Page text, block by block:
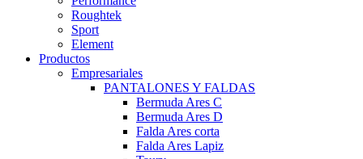
Roughtek
Sport
Element
Productos
Empresariales
PANTALONES Y FALDAS
Bermuda Ares C
Bermuda Ares D
Falda Ares corta
Falda Ares Lapiz